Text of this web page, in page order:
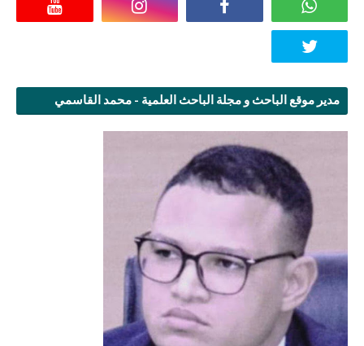
مدير موقع الباحث و مجلة الباحث العلمية - محمد القاسمي